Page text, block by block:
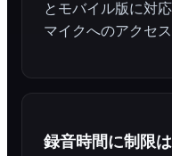
とモバイル版に対
マイクへのアクセ
録音時間に制限